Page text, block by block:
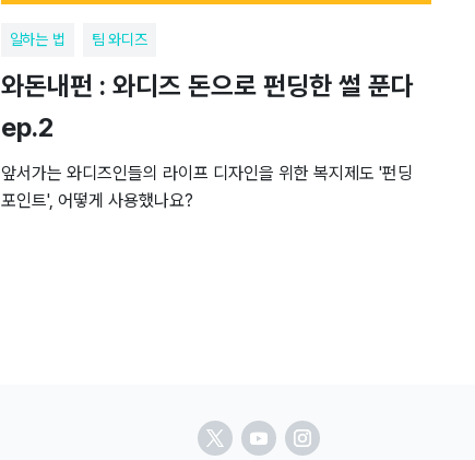
일하는 법 팀 와디즈
와돈내펀 : 와디즈 돈으로 펀딩한 썰 푼다
ep.2
앞서가는 와디즈인들의 라이프 디자인을 위한 복지제도 '펀딩
포인트', 어떻게 사용했나요?